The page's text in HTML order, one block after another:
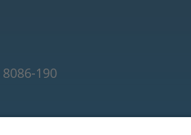
8086-190